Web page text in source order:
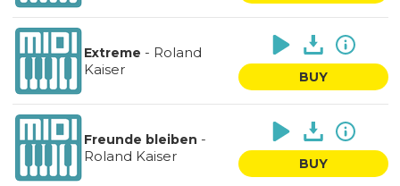
Extreme - Roland
Kaiser
BUY
Freunde bleiben -
Roland Kaiser
BUY